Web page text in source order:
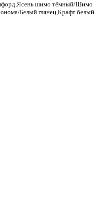
шимо тёмный/Шимо
Белый глянец,Крафт белый